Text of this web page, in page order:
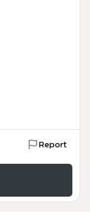
Report